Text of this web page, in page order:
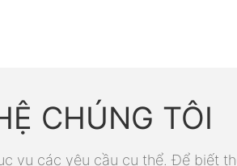
CHÚNG TÔI
vụ các yêu cầu cụ thể. Để biết